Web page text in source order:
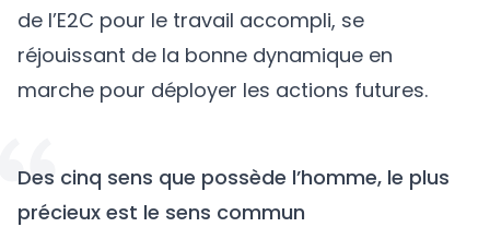
de l’E2C pour le travail accompli, se
réjouissant de la bonne dynamique en
marche pour déployer les actions futures.
Des cinq sens que possède l’homme, le plus
précieux est le sens commun